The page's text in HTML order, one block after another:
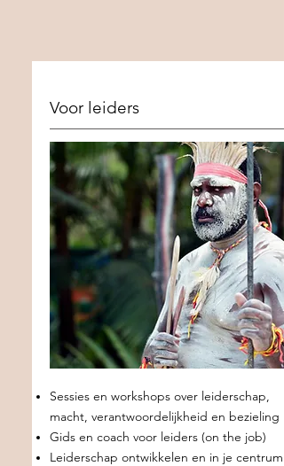
Voor leiders
Sessies en workshops over leiderschap,
macht, verantwoordelijkheid en bezieling
Gids en coach voor leiders (on the job)
Leiderschap ontwikkelen en in je centrum